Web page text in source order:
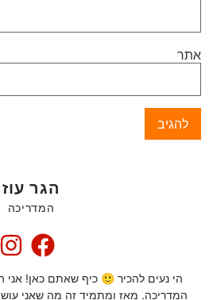
אתר
הגר עוז
המדריכה
הי נעים להכיר 🙂 כיף שאתם כאן! אני
המדריכה. מאז ומתמיד זה מה שאני